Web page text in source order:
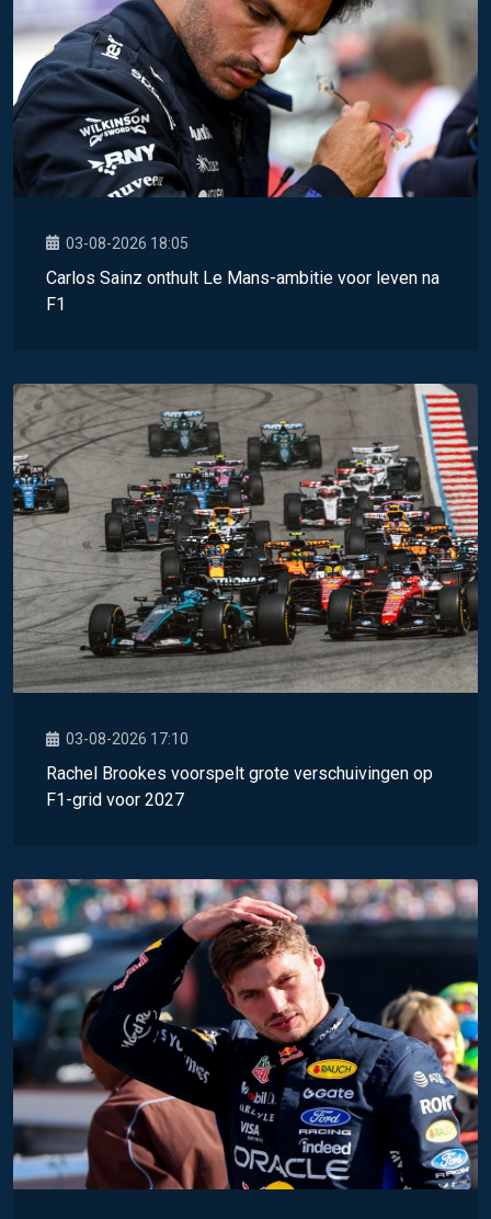
03-08-2026 18:05
Carlos Sainz onthult Le Mans-ambitie voor leven na
F1
03-08-2026 17:10
Rachel Brookes voorspelt grote verschuivingen op
F1-grid voor 2027